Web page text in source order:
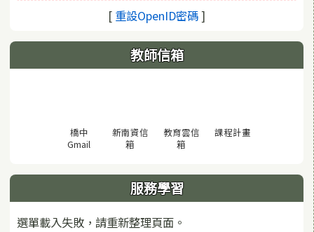
[ 重設OpenID密碼(另開視窗)
]
教師信箱
橋中
Gmail (另開視窗)
新南資信
箱
教育雲信
箱
課程計畫(另開視窗)
服務學習
選單載入失敗，請重新整理頁面。